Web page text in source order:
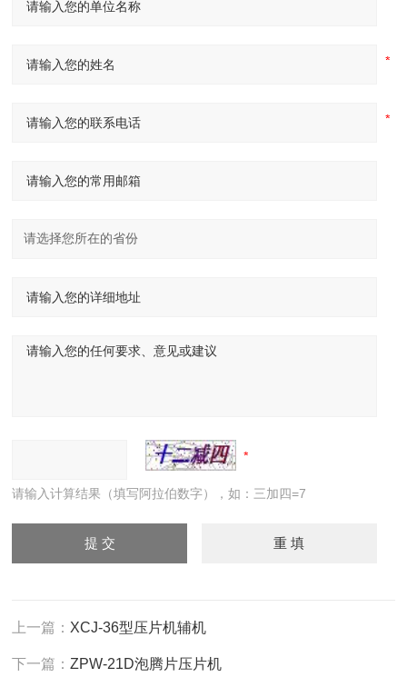
请输入计算结果（填写阿拉伯数字），如：三加四=7
上一篇： XCJ-36型压片机辅机
下一篇：ZPW-21D泡腾片压片机